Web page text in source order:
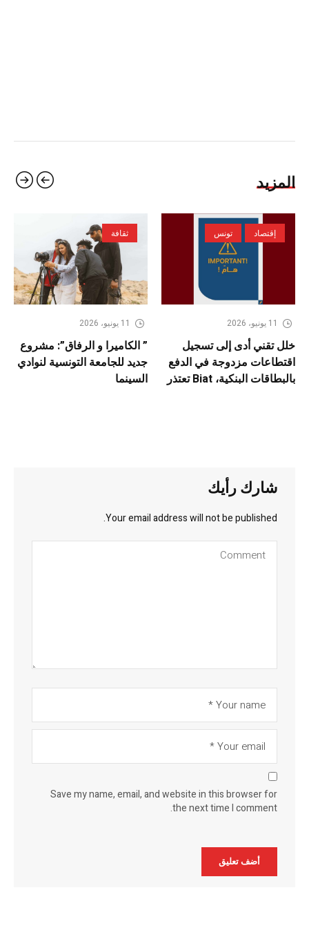
المزيد
إقتصاد تونس
11 يونيو، 2026
خلل تقني أدى إلى تسجيل
اقتطاعات مزدوجة في الدفع
بالبطاقات البنكية، Biat تعتذر
ثقافة
11 يونيو، 2026
” الكاميرا و الرفاق”: مشروع
جديد للجامعة التونسية لنوادي
السينما
شارك رأيك
Your email address will not be published.
Save my name, email, and website in this browser for
the next time I comment.